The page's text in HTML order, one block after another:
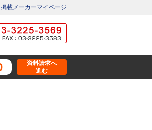
掲載メーカーマイページ
資料請求へ
進む